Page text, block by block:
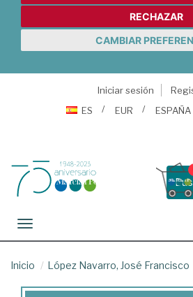
RECHAZAR
CAMBIAR
Iniciar sesión
ES
EUR ESPAÑA
Toggle navigation
Inicio López Navarro, José Francisco